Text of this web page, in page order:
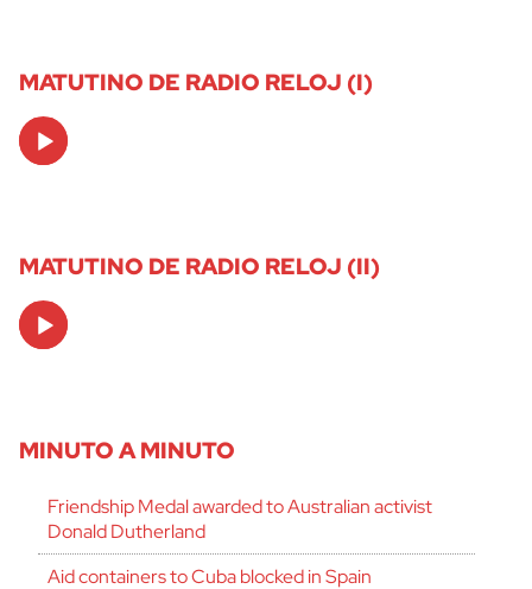
MATUTINO DE RADIO RELOJ (I)
Audio
Player
MATUTINO DE RADIO RELOJ (II)
Audio
Player
MINUTO A MINUTO
Friendship Medal awarded to Australian activist
Donald Dutherland
Aid containers to Cuba blocked in Spain